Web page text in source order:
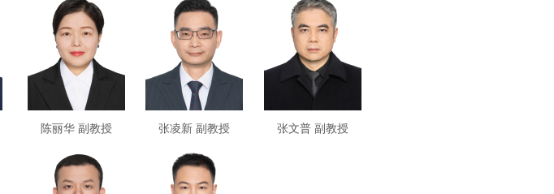
陈丽华 副教授 张凌新 副教授 张文普 副教授